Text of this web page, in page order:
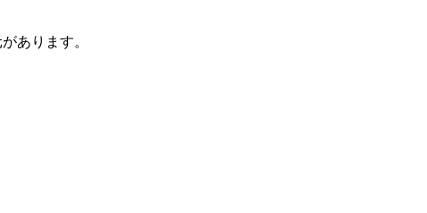
あります。